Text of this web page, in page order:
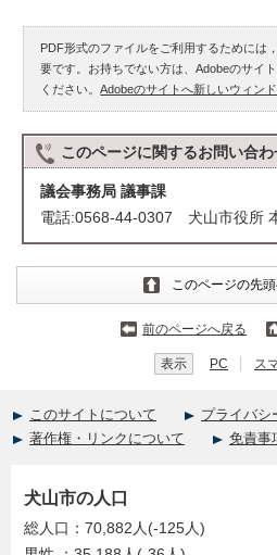
PDF形式のファイルをご利用するためには
要です。お持ちでない方は、Adobeのサイ
ください。Adobeのサイトへ新しいウィン
このページに関するお問い合わ
議会事務局 議事課
電話:0568-44-0307 犬山市役所
このページの先
前のページへ戻る
表示 PC ス
このサイトについて
プライバシ
著作権・リンクについて
免責事
犬山市の人口
総人口：70,882人(-125人)